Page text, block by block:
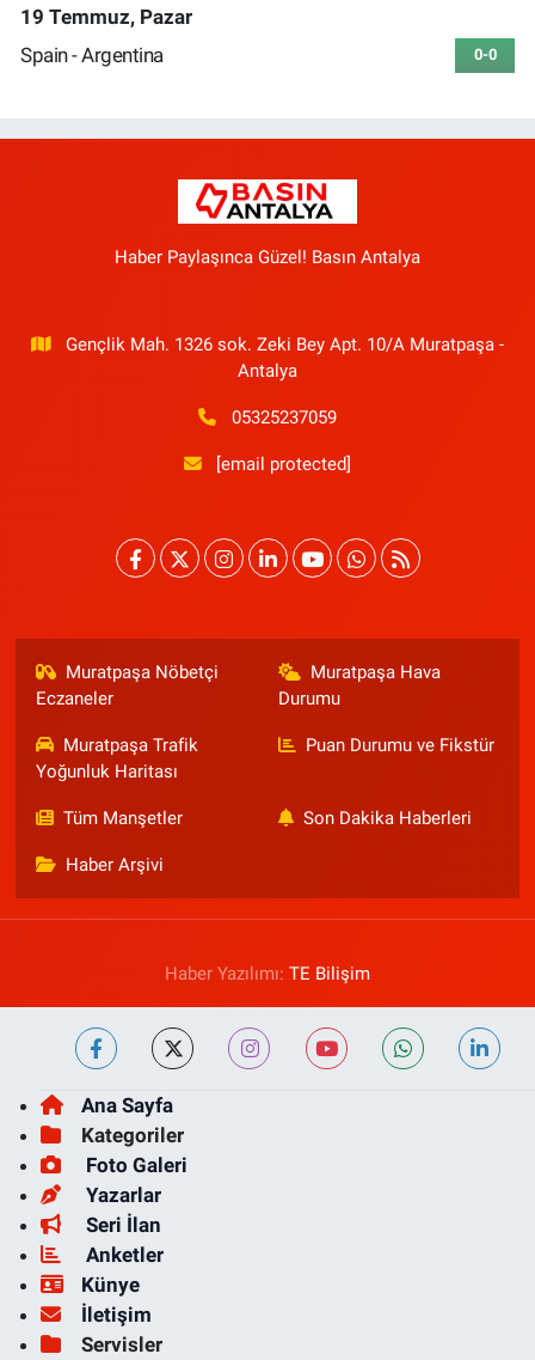
19 Temmuz, Pazar
Spain - Argentina
0-0
Haber Paylaşınca Güzel! Basın Antalya
Gençlik Mah. 1326 sok. Zeki Bey Apt. 10/A Muratpaşa -
Antalya
05325237059
[email protected]
Muratpaşa Nöbetçi
Eczaneler
Muratpaşa Hava
Durumu
Muratpaşa Trafik
Yoğunluk Haritası
Puan Durumu ve Fikstür
Tüm Manşetler Son Dakika Haberleri
Haber Arşivi
Haber Yazılımı: TE Bilişim
Ana Sayfa
Kategoriler
Foto Galeri
Yazarlar
Seri İlan
Anketler
Künye
İletişim
Servisler